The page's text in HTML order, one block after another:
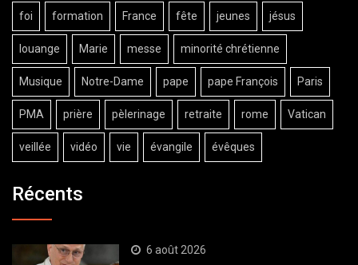
foi formation France fête jeunes jésus
louange Marie messe minorité chrétienne
Musique Notre-Dame pape pape François Paris
PMA prière pèlerinage retraite rome Vatican
veillée vidéo vie évangile évêques
Récents
6 août 2026